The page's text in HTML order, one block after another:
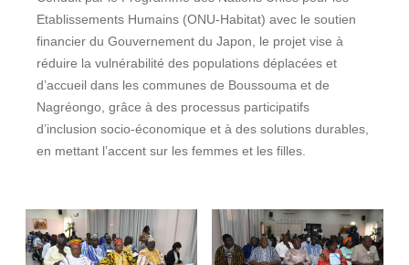
Etablissements Humains (ONU-Habitat) avec le soutien
financier du Gouvernement du Japon, le projet vise à
réduire la vulnérabilité des populations déplacées et
d’accueil dans les communes de Boussouma et de
Nagréongo, grâce à des processus participatifs
d’inclusion socio-économique et à des solutions durables,
en mettant l’accent sur les femmes et les filles.